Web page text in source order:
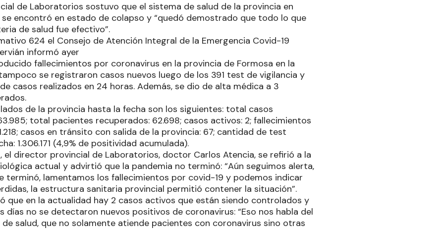
de Laboratorios sostuvo que el sistema de salud de la provincia en
encontró en estado de colapso y “quedó demostrado que todo lo que
de salud fue efectivo”.
624 el Consejo de Atención Integral de la Emergencia Covid-19
informó ayer
fallecimientos por coronavirus en la provincia de Formosa en la
se registraron casos nuevos luego de los 391 test de vigilancia y
casos realizados en 24 horas. Además, se dio de alta médica a 3
de la provincia hasta la fecha son los siguientes: total casos
total pacientes recuperados: 62.698; casos activos: 2; fallecimientos
casos en tránsito con salida de la provincia: 67; cantidad de test
1.306.171 (4,9% de positividad acumulada).
el director provincial de Laboratorios, doctor Carlos Atencia, se refirió a la
actual y advirtió que la pandemia no terminó: “Aún seguimos alerta,
terminó, lamentamos los fallecimientos por covid-19 y podemos indicar
la estructura sanitaria provincial permitió contener la situación”.
que en la actualidad hay 2 casos activos que están siendo controlados y
días no se detectaron nuevos positivos de coronavirus: “Eso nos habla del
salud, que no solamente atiende pacientes con coronavirus sino otras